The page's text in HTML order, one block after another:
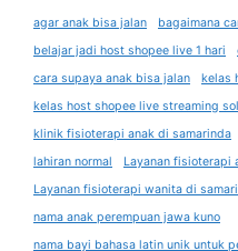
agar anak bisa jalan
bagaimana
belajar jadi host shopee live 1 hari
cara supaya anak bisa jalan
kelas
kelas host shopee live streaming
klinik fisioterapi anak di samarinda
lahiran normal
Layanan fisioterapi
Layanan fisioterapi wanita di
nama anak perempuan jawa kuno
nama bayi bahasa latin unik untuk